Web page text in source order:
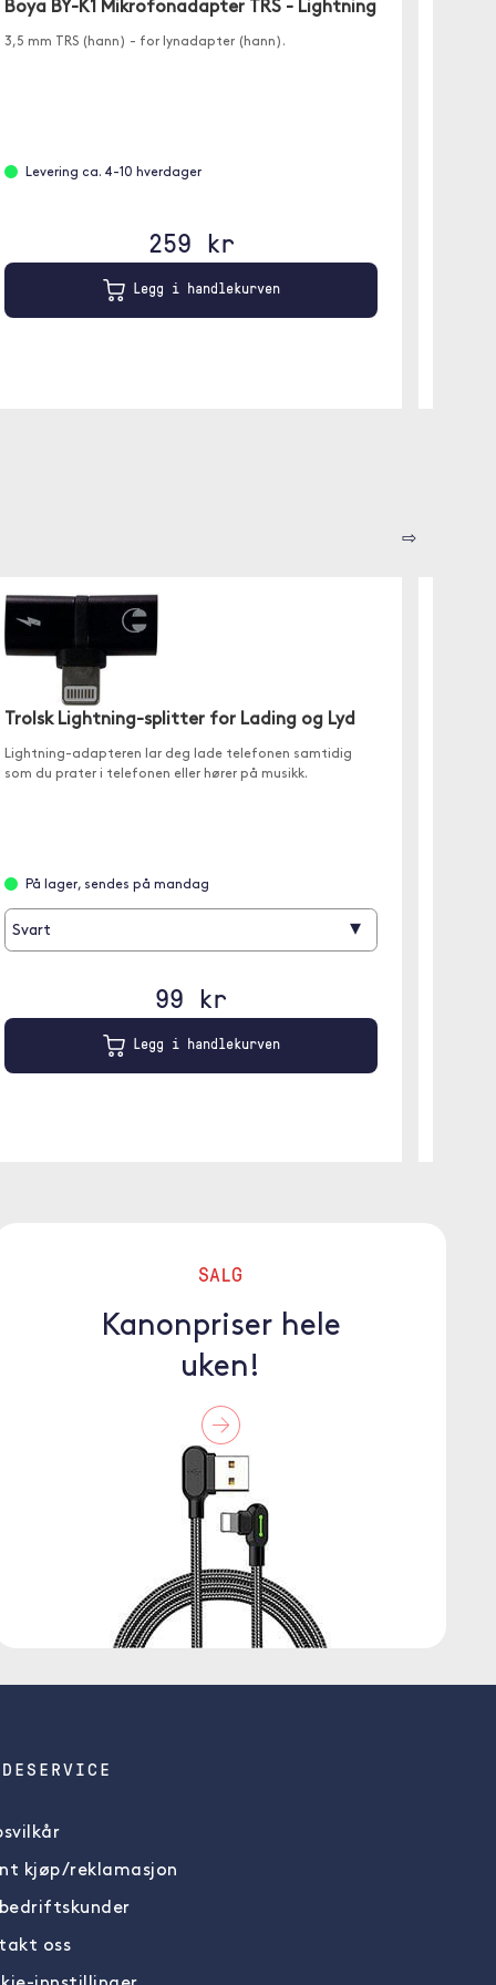
Boya BY-K1 Mikrofonadapter TRS - Lightning
3,5 mm TRS (hann) - for lynadapter (hann).
Levering ca. 4-10 hverdager
259 kr
Legg i handlekurven
⇨
Trolsk Lightning-splitter for Lading og Lyd
Lightning-adapteren lar deg lade telefonen samtidig
som du prater i telefonen eller hører på musikk.
På lager, sendes på mandag
Svart ▾
99 kr
Legg i handlekurven
SALG
Kanonpriser hele
uken!
kjøp/reklamasjon
oss